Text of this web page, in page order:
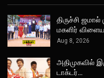
திருச்சி
மகளிர்
Aug 8, 2026
அதிமுகவில்
டாக்டர்…